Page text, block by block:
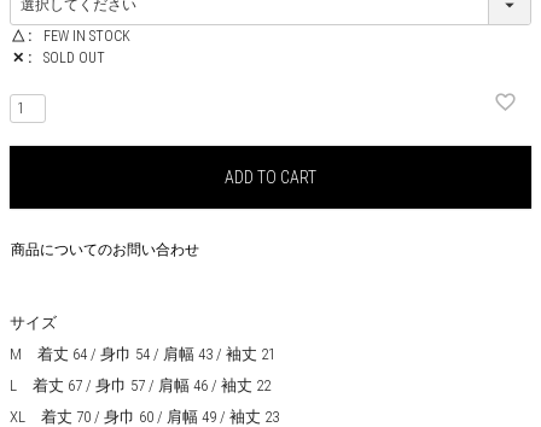
△
FEW IN STOCK
✕
SOLD OUT
ADD TO CART
商品についてのお問い合わせ
サイズ
M 着丈 64 / 身巾 54 / 肩幅 43 / 袖丈 21
L 着丈 67 / 身巾 57 / 肩幅 46 / 袖丈 22
XL 着丈 70 / 身巾 60 / 肩幅 49 / 袖丈 23